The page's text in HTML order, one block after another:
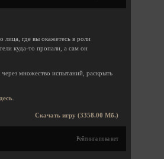
лица, где вы окажетесь в роли
куда-то пропали, а сам он
множество испытаний, раскрыть
Скачать игру (3358.00 Мб.)
Рейтинга пока нет